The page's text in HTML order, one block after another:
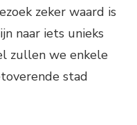
zeker waard is
naar iets unieks
zullen we enkele
stad